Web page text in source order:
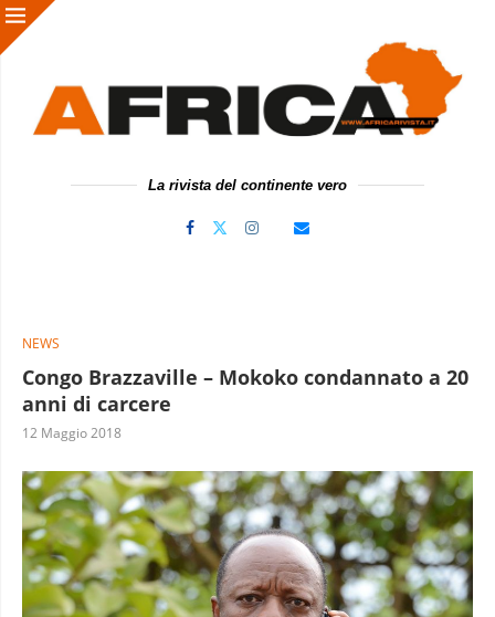
La rivista del continente vero
NEWS
Congo Brazzaville – Mokoko condannato a 20
anni di carcere
12 Maggio 2018